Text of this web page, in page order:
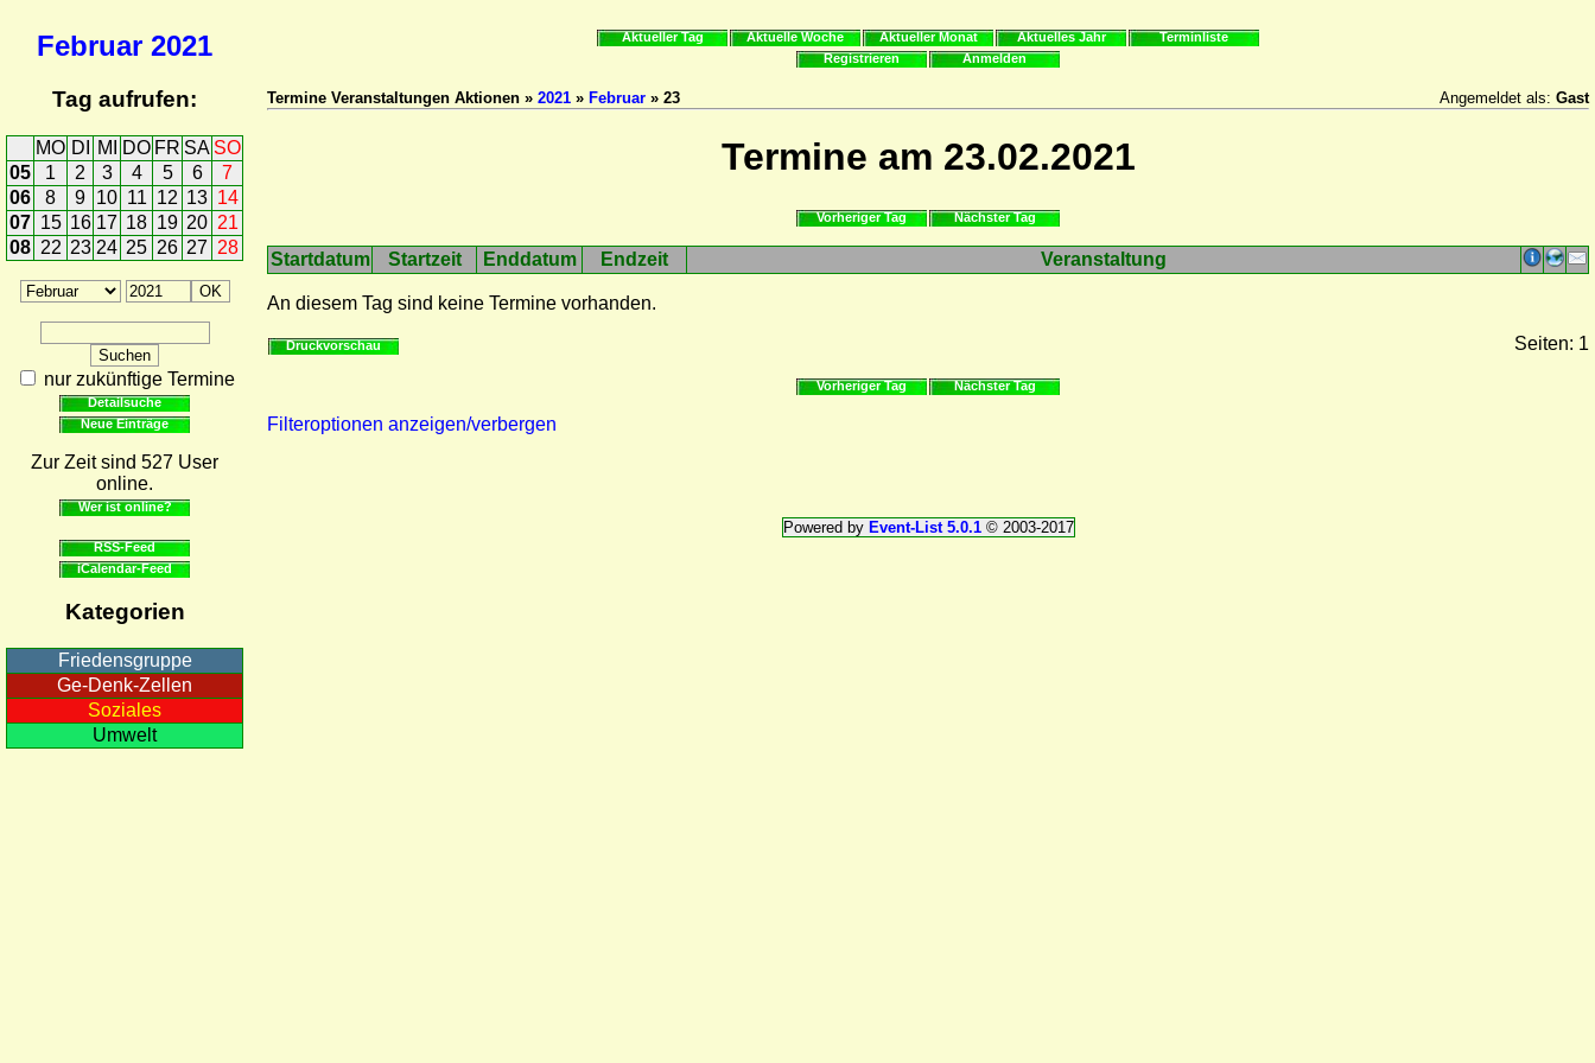
Februar 2021
Tag aufrufen:
MO DI MI DO FR SA SO
05
1 2 3 4 5 6
7
06
8 9 10 11 12 13 14
07 15 16 17 18 19 20 21
08 22 23 24 25 26 27 28
nur zukünftige Termine
Detailsuche
Neue Einträge
Zur Zeit sind 527 User
online.
Wer ist online?
RSS-Feed
iCalendar-Feed
Kategorien
Friedensgruppe
Ge-Denk-Zellen
Soziales
Umwelt
Aktueller Tag Aktuelle Woche Aktueller Monat Aktuelles Jahr
Terminliste
Registrieren
Anmelden
Termine Veranstaltungen Aktionen » 2021 » Februar » 23 Angemeldet als: Gast
Termine am 23.02.2021
Vorheriger Tag Nächster Tag
Startdatum Startzeit Enddatum Endzeit Veranstaltung
An diesem Tag sind keine Termine vorhanden.
Druckvorschau Seiten: 1
Vorheriger Tag Nächster Tag
Filteroptionen anzeigen/verbergen
Powered by Event-List 5.0.1© 2003-2017